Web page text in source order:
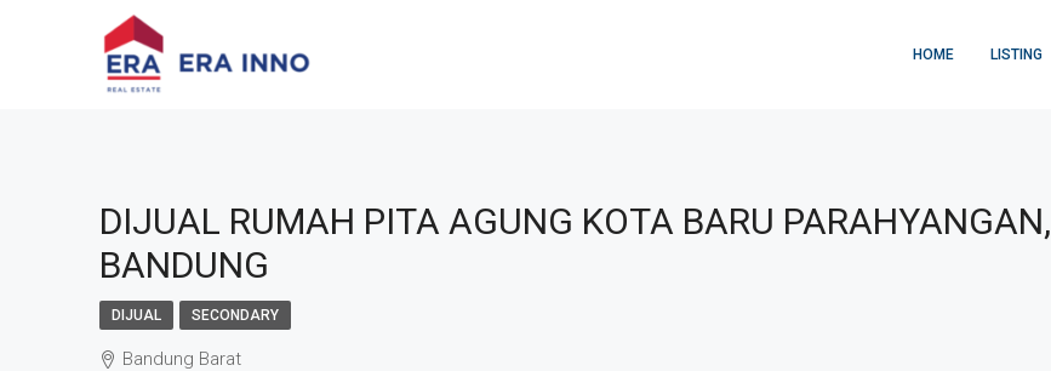
HOME LISTING
DIJUAL RUMAH PITA AGUNG KOTA BARU PARAHYANGAN,
BANDUNG
DIJUAL SECONDARY
Bandung Barat